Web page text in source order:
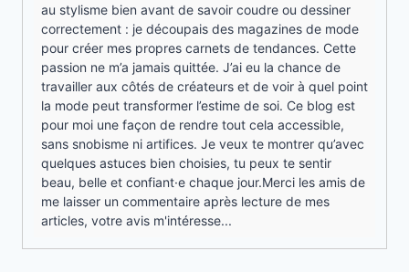
au stylisme bien avant de savoir coudre ou dessiner
correctement : je découpais des magazines de mode
pour créer mes propres carnets de tendances. Cette
passion ne m’a jamais quittée. J’ai eu la chance de
travailler aux côtés de créateurs et de voir à quel point
la mode peut transformer l’estime de soi. Ce blog est
pour moi une façon de rendre tout cela accessible,
sans snobisme ni artifices. Je veux te montrer qu’avec
quelques astuces bien choisies, tu peux te sentir
beau, belle et confiant·e chaque jour.Merci les amis de
me laisser un commentaire après lecture de mes
articles, votre avis m'intéresse...